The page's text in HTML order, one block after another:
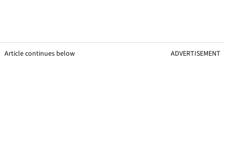
Article continues below ADVERTISEMENT